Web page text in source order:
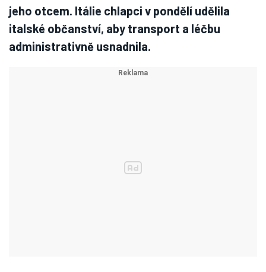
jeho otcem. Itálie chlapci v pondělí udělila
italské občanství, aby transport a léčbu
administrativně usnadnila.